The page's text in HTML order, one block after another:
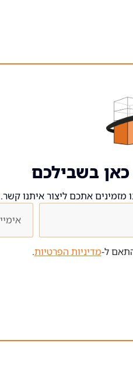
בשבילכם
מזמינים אתכם ליצור איתנו קשר.
ל-מדיניות הפרטיות.